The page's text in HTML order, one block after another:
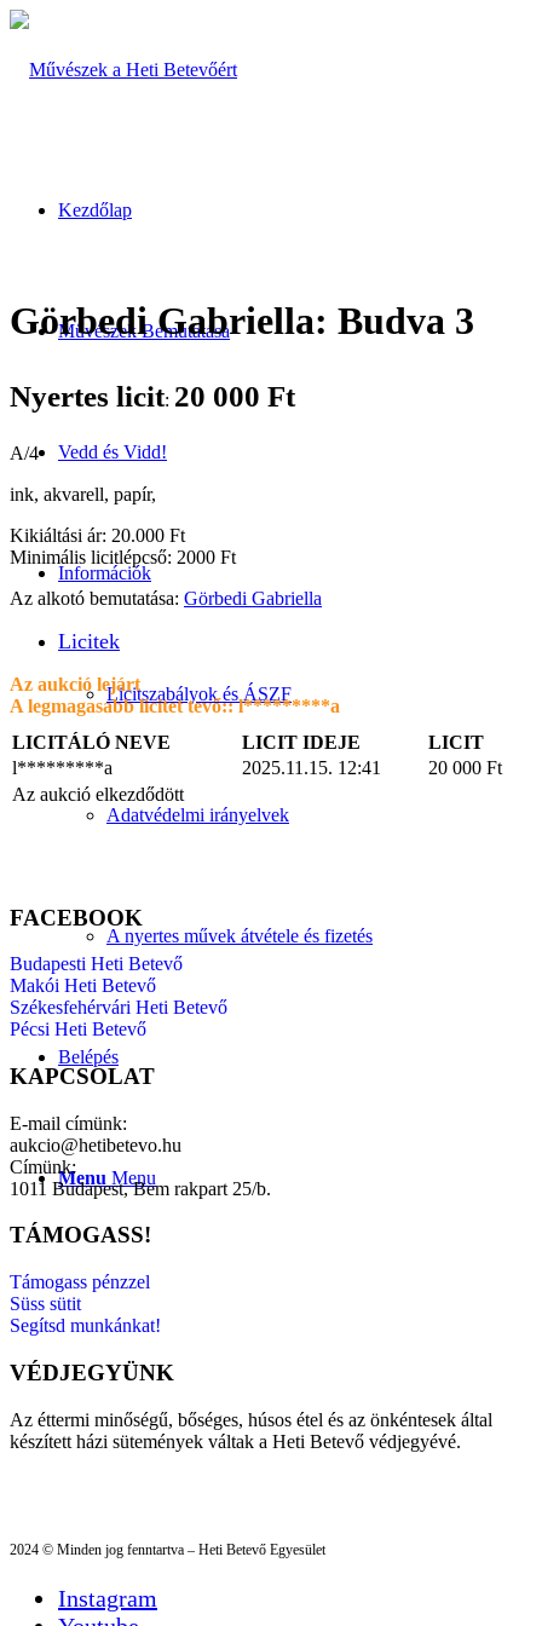
Kezdőlap
Művészek Bemutatása
Vedd és Vidd!
Információk
Licitszabályok és ÁSZF
Adatvédelmi irányelvek
A nyertes művek átvétele és fizetés
Belépés
Menu Menu
Görbedi Gabriella: Budva 3
Nyertes licit: 20 000 Ft
A/4
ink, akvarell, papír,
Kikiáltási ár: 20.000 Ft
Minimális licitlépcső: 2000 Ft
Az alkotó bemutatása: Görbedi Gabriella
Licitek
Az aukció lejárt
A legmagasabb licitet tevő::l*********a
LICITÁLÓ NEVE
LICIT IDEJE
LICIT
l*********a
2025.11.15. 12:41 20 000 Ft
Az aukció elkezdődött
FACEBOOK
Budapesti Heti Betevő
Makói Heti Betevő
Székesfehérvári Heti Betevő
Pécsi Heti Betevő
KAPCSOLAT
E-mail címünk:
aukcio@hetibetevo.hu
Címünk:
1011 Budapest, Bem rakpart 25/b.
TÁMOGASS!
Támogass pénzzel
Süss sütit
Segítsd munkánkat!
VÉDJEGYÜNK
Az éttermi minőségű, bőséges, húsos étel és az önkéntesek által
készített házi sütemények váltak a Heti Betevő védjegyévé.
2024 © Minden jog fenntartva – Heti Betevő Egyesület
Instagram